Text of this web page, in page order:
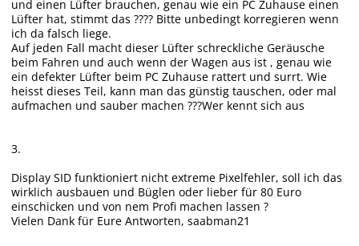
und einen Lüfter brauchen, genau wie ein PC Zuhause einen
Lüfter hat, stimmt das ???? Bitte unbedingt korregieren wenn
ich da falsch liege.
Auf jeden Fall macht dieser Lüfter schreckliche Geräusche
beim Fahren und auch wenn der Wagen aus ist , genau wie
ein defekter Lüfter beim PC Zuhause rattert und surrt. Wie
heisst dieses Teil, kann man das günstig tauschen, oder mal
aufmachen und sauber machen ???Wer kennt sich aus
3.
Display SID funktioniert nicht extreme Pixelfehler, soll ich das
wirklich ausbauen und Büglen oder lieber für 80 Euro
einschicken und von nem Profi machen lassen ?
Vielen Dank für Eure Antworten, saabman21